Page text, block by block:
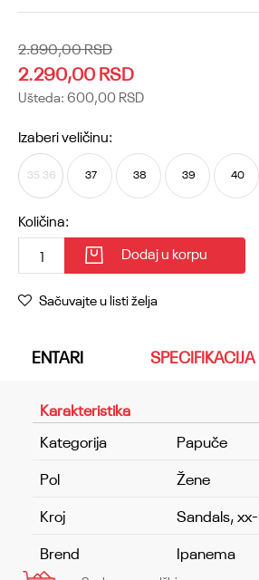
2.890,00RSD
2.290,00RSD
Ušteda: 600,00 RSD
Izaberi veličinu:
35.36 37 38 39 40
Količina:
Dodaj u korpu
Sačuvajte u listi želja
SPECIFIKACIJA
Karakteristika
Kategorija
Papuče
Pol
Žene
Kroj
Sandals,
Brend
Ipanema